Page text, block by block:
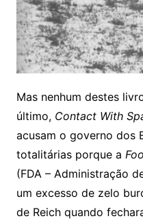
Mas nenhum destes
último, Contact With
acusam o governo dos
totalitárias porque a
(FDA – Administração
um excesso de zelo
de Reich quando